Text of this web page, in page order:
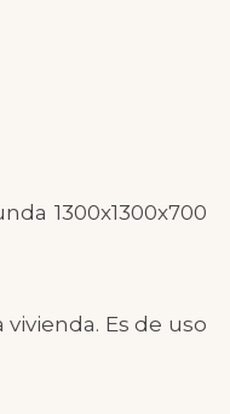
1300x1300x700
vivienda. Es de uso